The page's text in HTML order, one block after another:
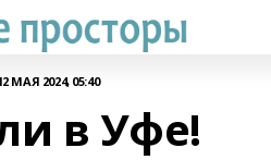
МАЯ 2024, 05:40
в Уфе!